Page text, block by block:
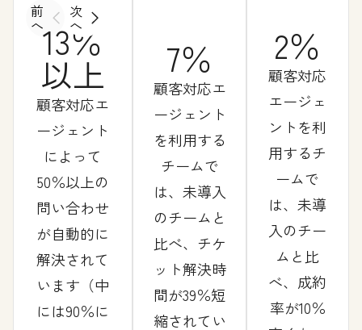
前
へ
次
へ
13％
以上
顧客対応エ
ージェント
によって
50％以上の
問い合わせ
が自動的に
解決されて
います（中
には90％に
7％
顧客対応エ
ージェント
を利用する
チームで
は、未導入
のチームと
比べ、チケ
ット解決時
間が39％短
縮されてい
2％
顧客対応
エージェ
ントを利
用するチ
ームで
は、未導
入のチー
ムと比
べ、成約
率が10％